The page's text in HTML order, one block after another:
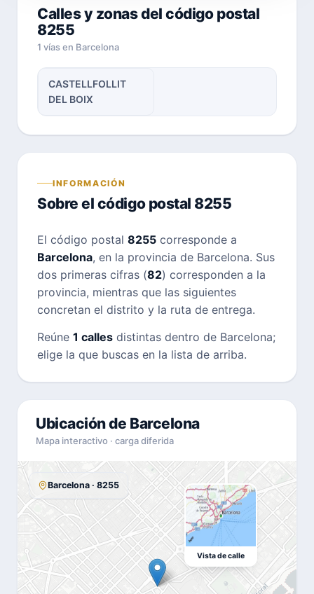
Calles y zonas del código postal
8255
1 vías en Barcelona
CASTELLFOLLIT
DEL BOIX
INFORMACIÓN
Sobre el código postal 8255
El código postal 8255 corresponde a
Barcelona, en la provincia de Barcelona. Sus
dos primeras cifras (82) corresponden a la
provincia, mientras que las siguientes
concretan el distrito y la ruta de entrega.
Reúne 1 calles distintas dentro de Barcelona;
elige la que buscas en la lista de arriba.
Ubicación de Barcelona
Mapa interactivo · carga diferida
Barcelona · 8255
Vista de calle